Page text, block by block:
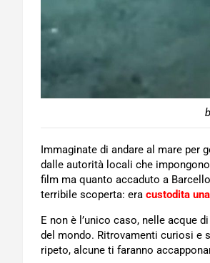
Immaginate di andare al mare per
dalle autorità locali che
film ma quanto accaduto a
terribile scoperta: era custodita
E non è l’unico caso, nelle acque
del mondo. Ritrovamenti curiosi e
ripeto, alcune ti faranno